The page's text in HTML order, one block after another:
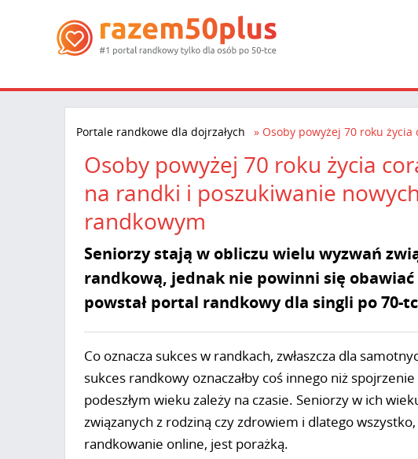
Portale randkowe dla dojrzałych Osoby powyżej 70 roku
Osoby powyżej 70 roku życia
na randki i poszukiwanie
randkowym
Seniorzy stają w obliczu wielu wyzwań
randkową, jednak nie powinni się
powstał portal randkowy dla singli po 70-
Co oznacza sukces w randkach, zwłaszcza dla
sukces randkowy oznaczałby coś innego niż
podeszłym wieku zależy na czasie. Seniorzy w ich
związanych z rodziną czy zdrowiem i dlatego
randkowanie online, jest porażką.